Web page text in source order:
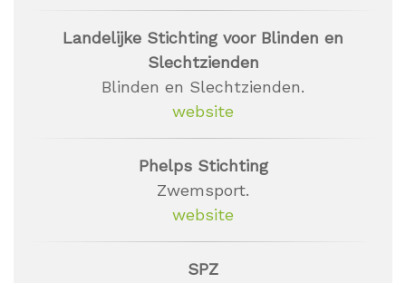
Landelijke Stichting voor Blinden en
Slechtzienden
Blinden en Slechtzienden.
website
Phelps Stichting
Zwemsport.
website
SPZ